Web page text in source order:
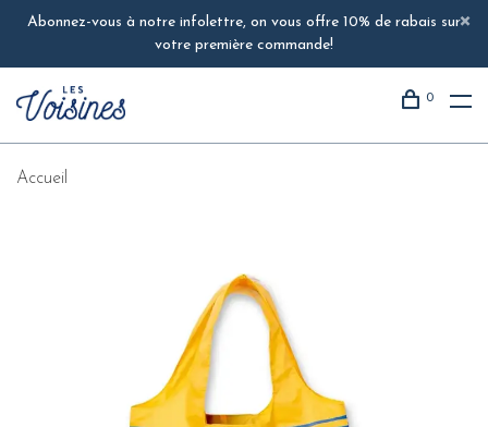
Abonnez-vous à notre infolettre, on vous offre 10% de rabais sur
votre première commande!
0
Accueil